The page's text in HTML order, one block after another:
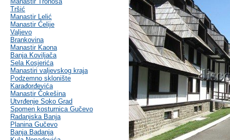
Tršić
Manastir Lelić
Manastir Ćelije
Valjevo
Brankovina
Manastir Kaona
Banja Koviljača
Sela Kosjerića
Manastiri valjevskog kraja
Podzemno sklonište
Karađorđevića
Manastir Čokešina
Utvrđenje Soko Grad
Spomen kosturnica Gučevo
Radanjska Banja
Planina Gučevo
Banja Badanja